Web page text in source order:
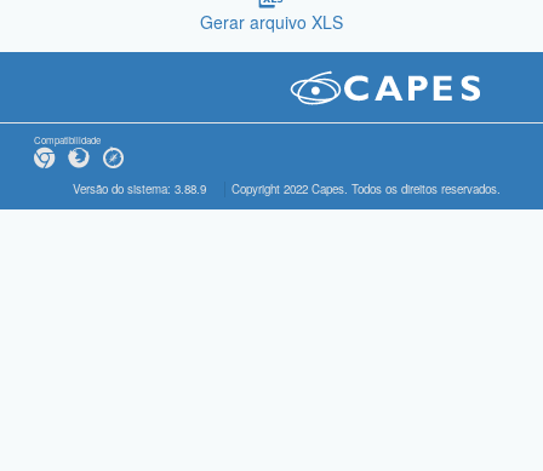
Gerar arquivo XLS
Compatibilidade
Versão do sistema: 3.88.9 Copyright 2022 Capes. Todos os direitos reservados.